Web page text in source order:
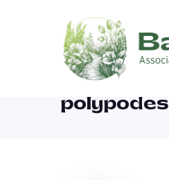
polypodes